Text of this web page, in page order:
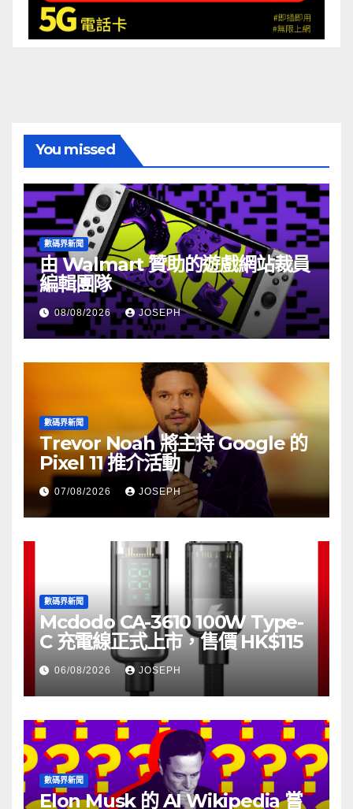
You missed
數碼界新聞
由 Walmart 贊助的遊戲網站裁員
編輯團隊
08/08/2026 JOSEPH
數碼界新聞
Trevor Noah 將主持 Google 的
Pixel 11 推介活動
07/08/2026 JOSEPH
數碼界新聞
Mcdodo CA-3610 100W Type-
C 充電線正式上市，售價 HK$115
06/08/2026 JOSEPH
數碼界新聞
Elon Musk 的 AI Wikipedia 嘗